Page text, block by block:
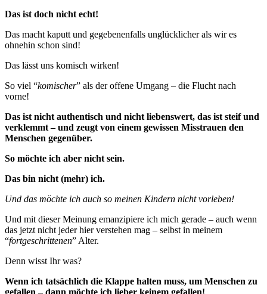
Das ist doch nicht echt!
Das macht kaputt und gegebenenfalls unglücklicher als wir es
ohnehin schon sind!
Das lässt uns komisch wirken!
So viel “komischer” als der offene Umgang – die Flucht nach
vorne!
Das ist nicht authentisch und nicht liebenswert, das ist steif und
verklemmt – und zeugt von einem gewissen Misstrauen den
Menschen gegenüber.
So möchte ich aber nicht sein.
Das bin nicht (mehr) ich.
Und das möchte ich auch so meinen Kindern nicht vorleben!
Und mit dieser Meinung emanzipiere ich mich gerade – auch wenn
das jetzt nicht jeder hier verstehen mag – selbst in meinem
“fortgeschrittenen” Alter.
Denn wisst Ihr was?
Wenn ich tatsächlich die Klappe halten muss, um Menschen zu